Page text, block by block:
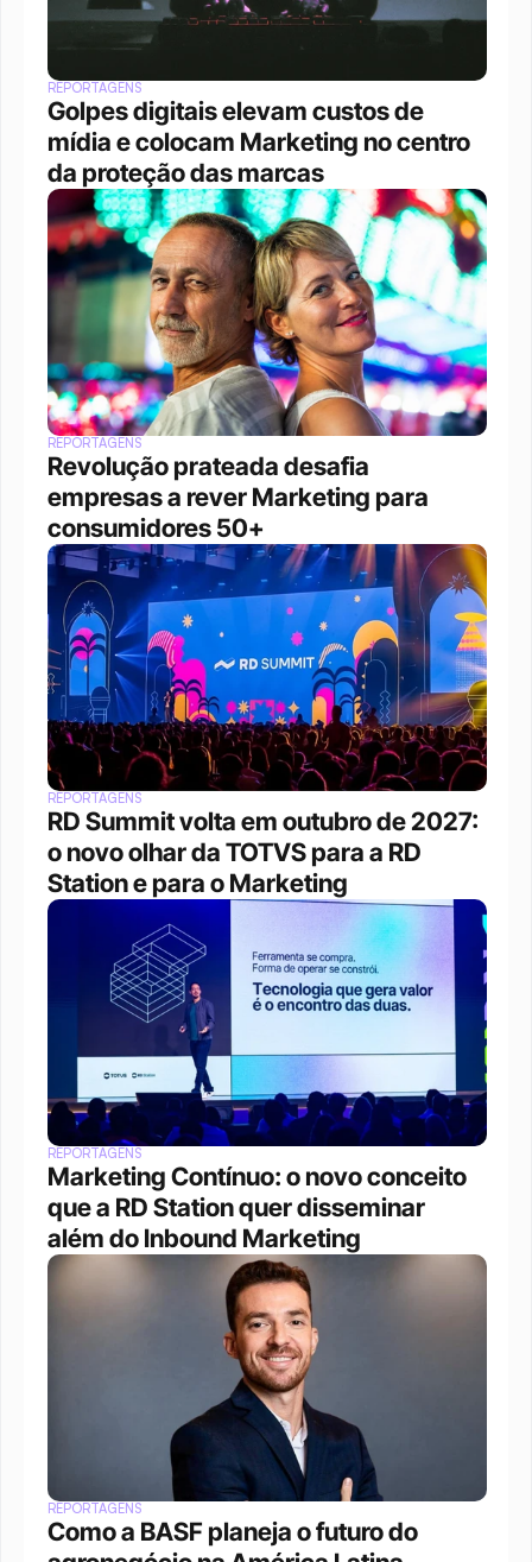
REPORTAGENS
Golpes digitais elevam custos de
mídia e colocam Marketing no centro
da proteção das marcas
REPORTAGENS
Revolução prateada desafia
empresas a rever Marketing para
consumidores 50+
REPORTAGENS
RD Summit volta em outubro de 2027:
o novo olhar da TOTVS para a RD
Station e para o Marketing
REPORTAGENS
Marketing Contínuo: o novo conceito
que a RD Station quer disseminar
além do Inbound Marketing
REPORTAGENS
Como a BASF planeja o futuro do